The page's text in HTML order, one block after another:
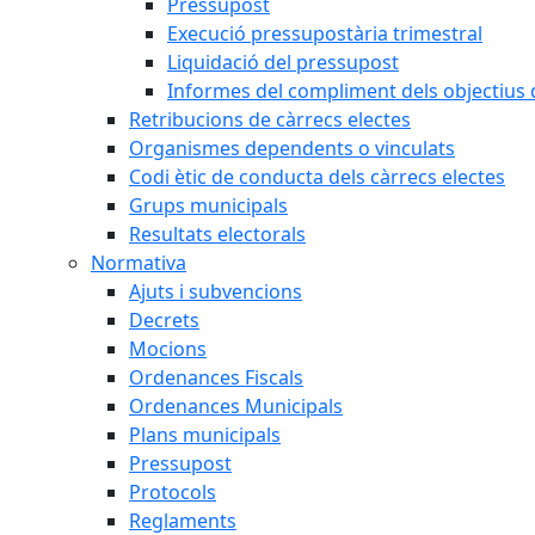
Execució pressupostària trimestral
Liquidació del pressupost
Informes del compliment dels
Retribucions de càrrecs electes
Organismes dependents o vinculats
Codi ètic de conducta dels càrrecs electes
Grups municipals
Resultats electorals
Normativa
Ajuts i subvencions
Decrets
Mocions
Ordenances Fiscals
Ordenances Municipals
Plans municipals
Pressupost
Protocols
Reglaments